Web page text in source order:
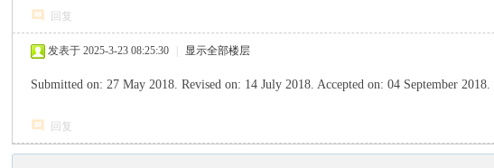
回复
发表于 2025-3-23 08:25:30 显示全部楼层
Submitted on: 27 May 2018. Revised on: 14 July 2018. Accepted on: 04 September
回复